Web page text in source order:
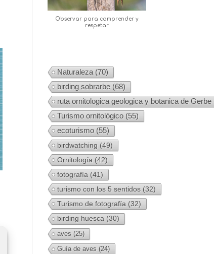
Observar para comprender y
respetar
Naturaleza (70)
birding sobrarbe (68)
ruta ornitologica geologica y botanica de Gerbe
Turismo ornitológico (55)
ecoturismo (55)
birdwatching (49)
Ornitología (42)
fotografía (41)
turismo con los 5 sentidos (32)
Turismo de fotografía (32)
birding huesca (30)
aves (25)
Guía de aves (24)